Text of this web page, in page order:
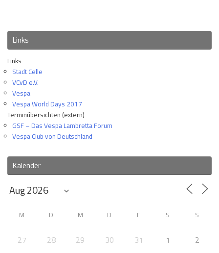
Links
Links
Stadt Celle
VCvD e.V.
Vespa
Vespa World Days 2017
Terminübersichten (extern)
GSF – Das Vespa Lambretta Forum
Vespa Club von Deutschland
Kalender
M D M D F S S
27 28 29 30 31 1 2